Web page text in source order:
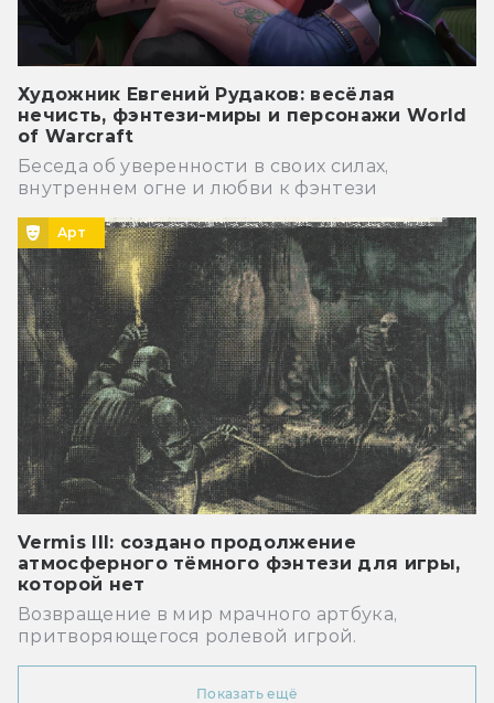
Художник Евгений Рудаков: весёлая
нечисть, фэнтези-миры и персонажи World
of Warcraft
Беседа об уверенности в своих силах,
внутреннем огне и любви к фэнтези
Арт
Vermis III: создано продолжение
атмосферного тёмного фэнтези для игры,
которой нет
Возвращение в мир мрачного артбука,
притворяющегося ролевой игрой.
Показать ещё